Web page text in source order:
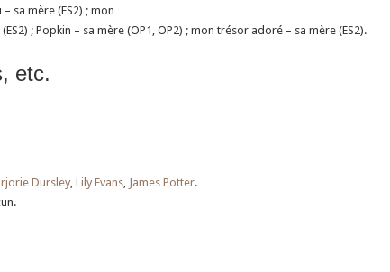
sa mère (ES2) ; mon
; Popkin – sa mère (OP1, OP2) ; mon trésor adoré – sa mère (ES2).
etc.
Dursley, Lily Evans, James Potter.